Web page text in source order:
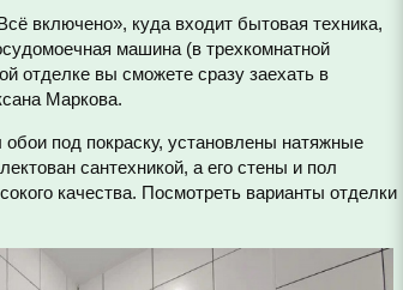
включено», куда входит бытовая техника,
машина (в трехкомнатной
отделке вы сможете сразу заехать в
Маркова.
под покраску, установлены натяжные
сантехникой, а его стены и пол
качества. Посмотреть варианты отделки